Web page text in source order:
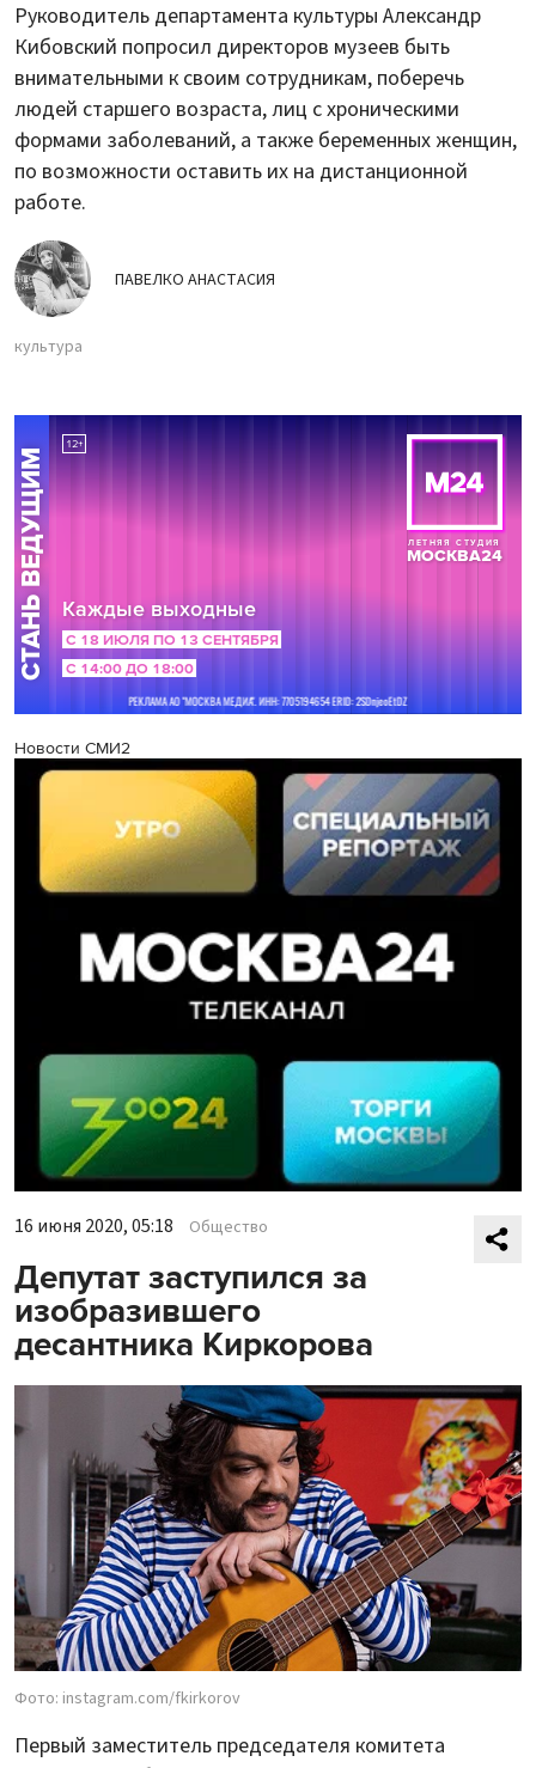
Руководитель департамента культуры Александр
Кибовский попросил директоров музеев быть
внимательными к своим сотрудникам, поберечь
людей старшего возраста, лиц с хроническими
формами заболеваний, а также беременных женщин,
по возможности оставить их на дистанционной
работе.
ПАВЕЛКО АНАСТАСИЯ
культура
Новости СМИ2
16 июня 2020, 05:18 Общество
Депутат заступился за
изобразившего
десантника Киркорова
Фото: instagram.com/fkirkorov
Первый заместитель председателя комитета